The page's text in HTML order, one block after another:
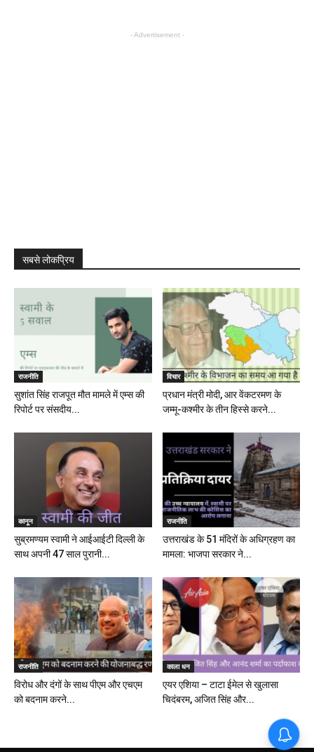
- Advertisement -
सबसे लोकप्रिय
राजनीति
सुशांत सिंह राजपूत मौत मामले में एम्स की
रिपोर्ट पर संसदीय...
विचार
प्रधान मंत्री मोदी, आर वेंकटरमण के
जम्मू-कश्मीर के तीन हिस्से करने...
कानून
सुब्रमण्यम स्वामी ने आईआईटी दिल्ली के
साथ अपनी 47 साल पुरानी...
राजनीति
उत्तराखंड के 51 मंदिरों के अधिग्रहण का
मामला: भाजपा सरकार ने...
राजनीति
विरोध और दंगों के साथ पीएम और एचएम
को बदनाम करने...
काला धन
एयर एशिया – टाटा ईमेल से खुलासा
चिदंबरम, अजित सिंह और...